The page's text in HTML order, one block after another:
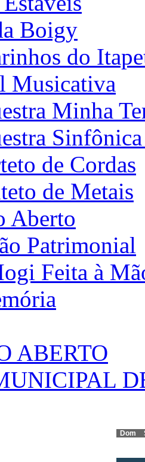
Boigy
do
Musicativa
Minha
de Cordas
de Metais
Aberto
Patrimonial
Feita à
ABERTO
Dom